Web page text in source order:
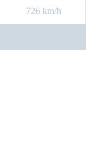
726 km/h